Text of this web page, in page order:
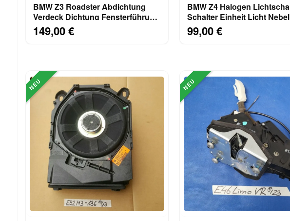
BMW Z3 Roadster Abdichtung
Verdeck Dichtung Fensterführung
rechts links Set
149,00 €
BMW Z4 Halogen Lichtschalter
Schalter Einheit Licht Nebel
Scheinwerfer 9146280
99,00 €
NEU NEU